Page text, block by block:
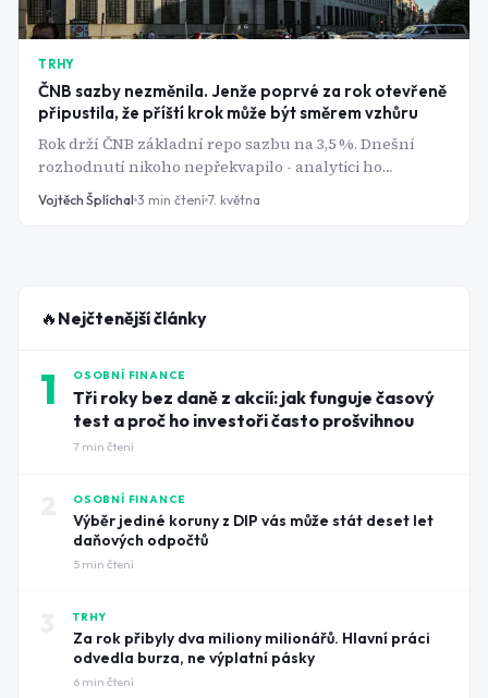
TRHY
ČNB sazby nezměnila. Jenže poprvé za rok otevřeně
připustila, že příští krok může být směrem vzhůru
Rok drží ČNB základní repo sazbu na 3,5 %. Dnešní
rozhodnutí nikoho nepřekvapilo - analytici ho
předpovídali, koruna nereagovala, tiskové agentury ho
odbily třemi větami. Jenže na tiskové konferenci padlo
Vojtěch Šplíchal 3 min čtení 7. května
🔥 Nejčtenější články
1 OSOBNÍ FINANCE
Tři roky bez daně z akcií: jak funguje časový
test a proč ho investoři často prošvihnou
7 min čtení
OSOBNÍ FINANCE
Výběr jediné koruny z DIP vás může stát deset let
daňových odpočtů
5 min čtení
TRHY
Za rok přibyly dva miliony milionářů. Hlavní práci
odvedla burza, ne výplatní pásky
6 min čtení